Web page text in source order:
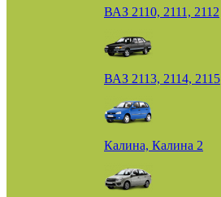
ВАЗ 2110, 2111, 2112
ВАЗ 2113, 2114, 2115
Калина, Калина 2